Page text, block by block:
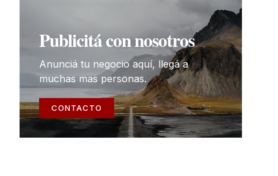
Publicitá con nosotros
Anunciá tu negocio aquí, llegá a
muchas mas personas.
CONTACTO